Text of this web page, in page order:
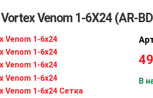
Venom 1-6X24 (AR-
В